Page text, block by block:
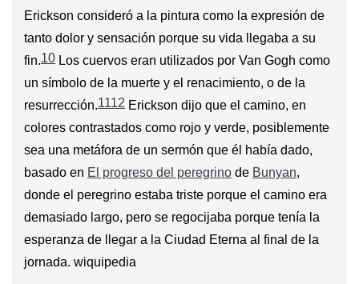
Erickson consideró a la pintura como la expresión de
tanto dolor y sensación porque su vida llegaba a su
fin.10 ​ Los cuervos eran utilizados por Van Gogh como
un símbolo de la muerte y el renacimiento, o de la
resurrección.1112 ​ Erickson dijo que el camino, en
colores contrastados como rojo y verde, posiblemente
sea una metáfora de un sermón que él había dado,
basado en El progreso del peregrino de Bunyan,
donde el peregrino estaba triste porque el camino era
demasiado largo, pero se regocijaba porque tenía la
esperanza de llegar a la Ciudad Eterna al final de la
jornada. wiquipedia